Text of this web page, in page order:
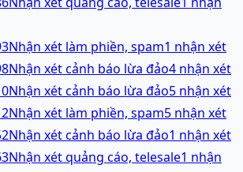
Nhận xét làm phiền, spam1 nhận xét
Nhận xét cảnh báo lừa đảo4 nhận xét
Nhận xét cảnh báo lừa đảo5 nhận xét
Nhận xét làm phiền, spam5 nhận xét
Nhận xét cảnh báo lừa đảo1 nhận xét
Nhận xét quảng cáo, telesale1 nhận